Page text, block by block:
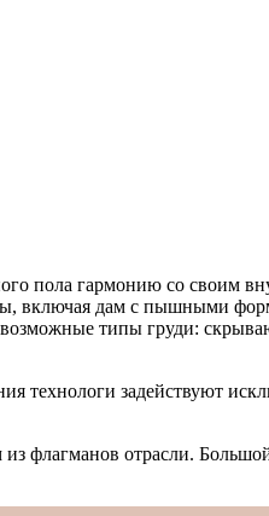
пола гармонию со своим
включая дам с пышными
возможные типы груди:
технологи задействуют
флагманов отрасли.